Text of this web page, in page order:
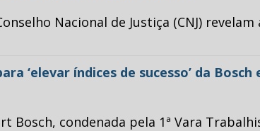
Nacional de Justiça (CNJ)
‘elevar índices de sucesso’ da Bosch
condenada pela 1ª Vara